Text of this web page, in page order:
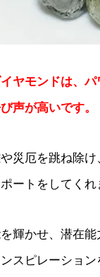
ヤモンドは、パ
声が高いです。
災厄を跳ね除
ートをしてくれ
輝かせ、潜在
スピレーショ